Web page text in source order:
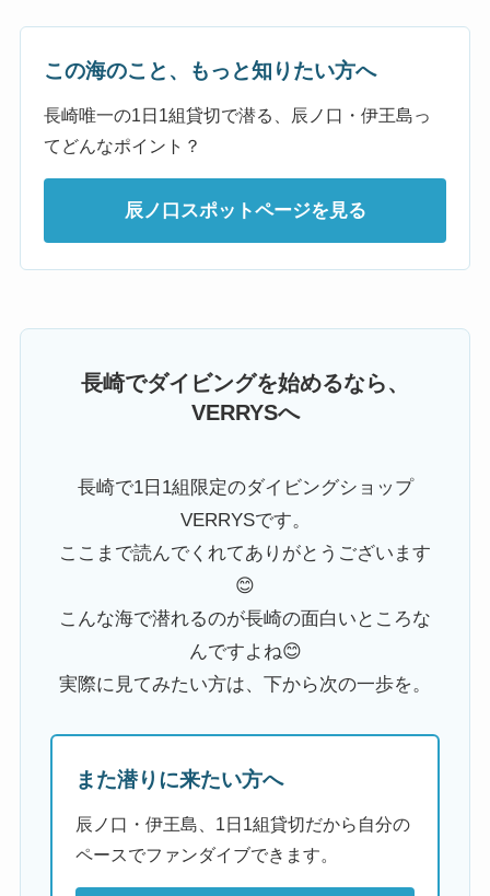
この海のこと、もっと知りたい方へ
長崎唯一の1日1組貸切で潜る、辰ノ口・伊王島っ
てどんなポイント？
辰ノ口スポットページを見る
長崎でダイビングを始めるなら、
VERRYSへ
長崎で1日1組限定のダイビングショップ
VERRYSです。
ここまで読んでくれてありがとうございます
😊
こんな海で潜れるのが長崎の面白いところな
んですよね😊
実際に見てみたい方は、下から次の一歩を。
また潜りに来たい方へ
辰ノ口・伊王島、1日1組貸切だから自分の
ペースでファンダイブできます。